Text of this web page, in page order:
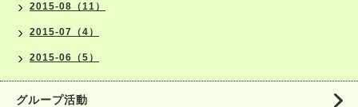
2015-08（11）
2015-07（4）
2015-06（5）
グループ活動